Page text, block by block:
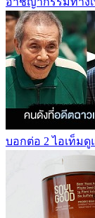
บอกต่อ 2 ไอเท็มดู